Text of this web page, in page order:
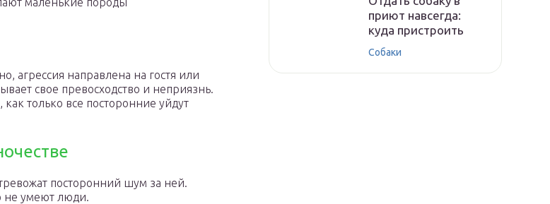
агрессия направлена на гостя или
свое превосходство и неприязнь.
как только все посторонние уйдут
посторонний шум за ней.
не умеют люди.
приют навсегда:
куда пристроить
Собаки